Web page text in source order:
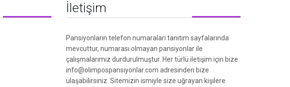
İletişim
Pansiyonların telefon numaraları tanıtım sayfalarında
mevcuttur, numarası olmayan pansiyonlar ile
çalışmalarımız durdurulmuştur. Her türlü iletişim için bize
info@olimpospansiyonlar.com adresinden bize
ulaşabilirsiniz. Sitemizin ismiyle size uğrayan kişilere